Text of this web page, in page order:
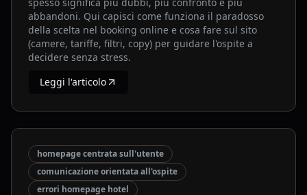
abbandoni. Qui capisci come funziona il paradosso
della scelta nel booking online e cosa fare sul sito
(camere, tariffe, filtri, copy) per guidare l'ospite a
decidere senza stress.
Leggi l'articolo
homepage centrata sull'utente
comunicazione orientata all'ospite
errori homepage hotel